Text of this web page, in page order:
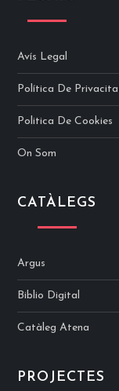
Avís Legal
Política De
Politica De Cookies
On Som
CATÀLEGS
Argus
Biblio Digital
Catàleg Atena
PROJECTES